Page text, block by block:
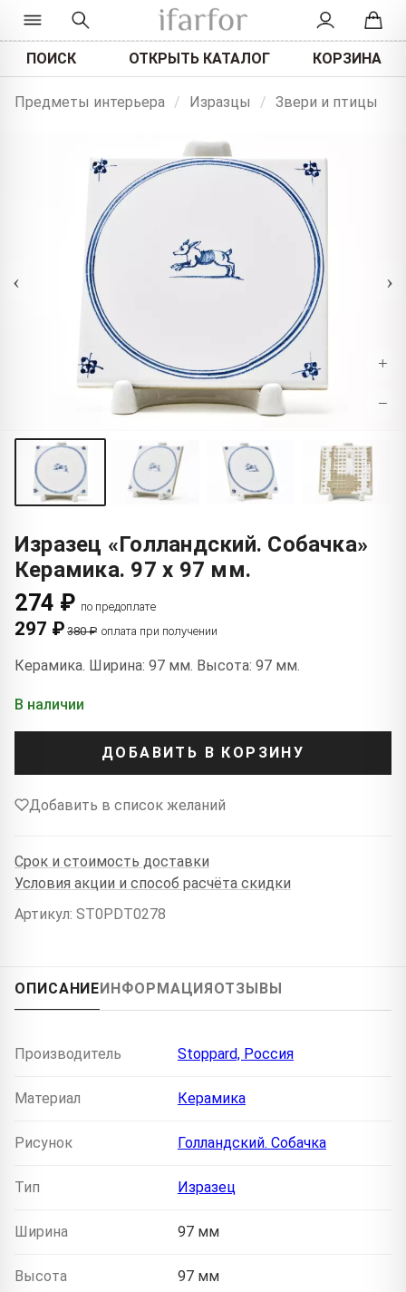
ПОИСК ОТКРЫТЬ КАТАЛОГ КОРЗИНА
Предметы интерьера / Изразцы / Звери и птицы
‹ ›
+
−
Изразец «Голландский. Собачка»
Керамика. 97 x 97 мм.
274 ₽ по предоплате
297 ₽ 380 ₽ оплата при получении
Керамика. Ширина: 97 мм. Высота: 97 мм.
В наличии
ДОБАВИТЬ В КОРЗИНУ
Добавить в список желаний
Срок и стоимость доставки
Условия акции и способ расчёта скидки
Артикул: ST0PDT0278
ОПИСАНИЕИНФОРМАЦИЯОТЗЫВЫ
Производитель Stoppard, Россия
Материал Керамика
Рисунок Голландский. Собачка
Тип Изразец
Ширина 97 мм
Высота 97 мм